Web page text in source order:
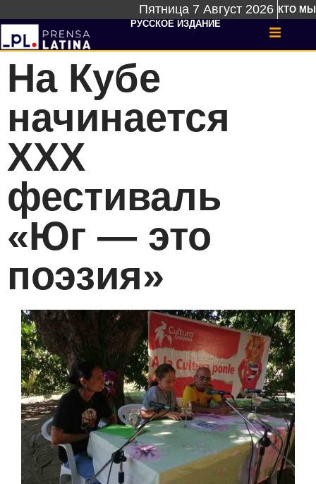
Пятница 7 Август 2026 КТО МЫ
РУССКОЕ ИЗДАНИЕ
На Кубе
начинается
XXX
фестиваль
«Юг — это
поэзия»